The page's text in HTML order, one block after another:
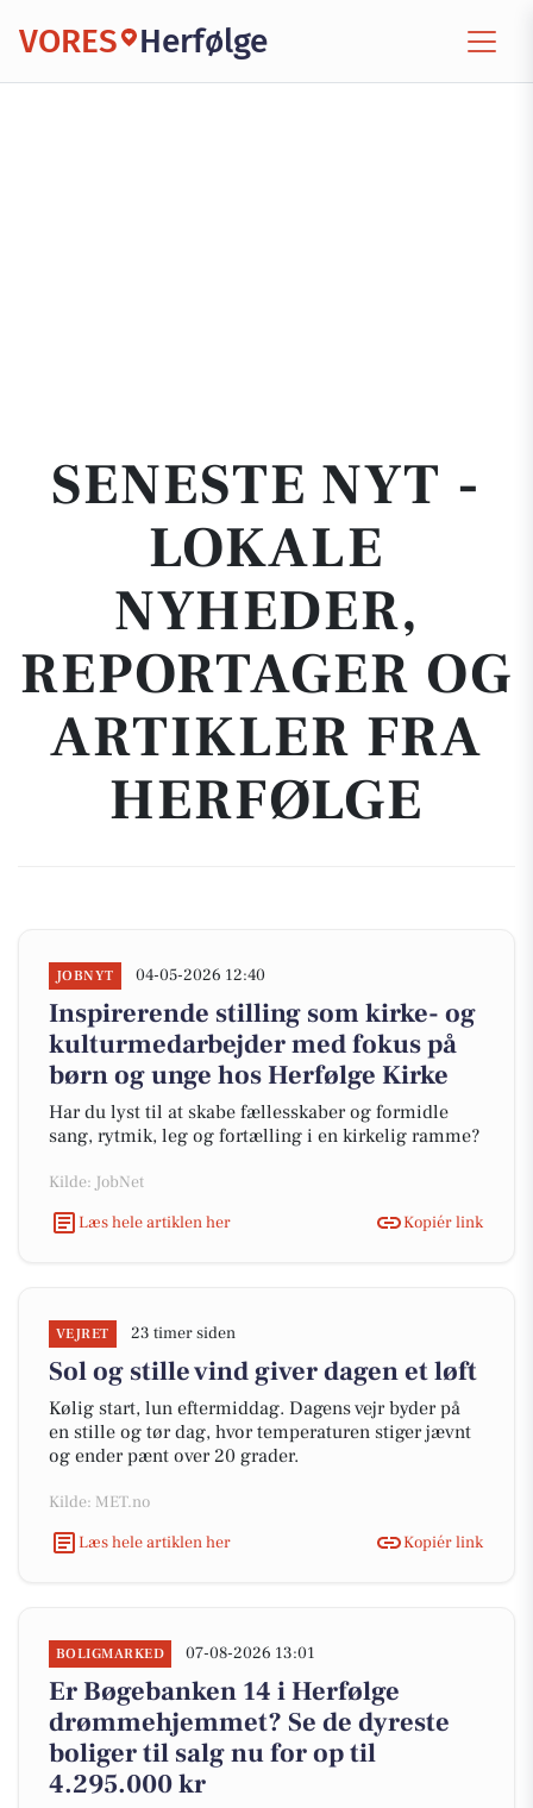
VORES Herfølge
SENESTE NYT -
LOKALE
NYHEDER,
REPORTAGER OG
ARTIKLER FRA
HERFØLGE
JOBNYT 04-05-2026 12:40
Inspirerende stilling som kirke- og
kulturmedarbejder med fokus på
børn og unge hos Herfølge Kirke
Har du lyst til at skabe fællesskaber og formidle
sang, rytmik, leg og fortælling i en kirkelig ramme?
Kilde: JobNet
Læs hele artiklen her
Kopiér link
VEJRET 23 timer siden
Sol og stille vind giver dagen et løft
Kølig start, lun eftermiddag. Dagens vejr byder på
en stille og tør dag, hvor temperaturen stiger jævnt
og ender pænt over 20 grader.
Kilde: MET.no
Læs hele artiklen her
Kopiér link
BOLIGMARKED 07-08-2026 13:01
Er Bøgebanken 14 i Herfølge
drømmehjemmet? Se de dyreste
boliger til salg nu for op til
4.295.000 kr